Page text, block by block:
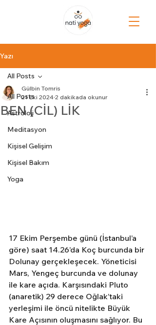
Yazı
All Posts
Astroloji
Meditasyon
Kişisel Gelişim
Kişisel Bakım
Yoga
All Posts
BEN (CİL) LİK
Gülbin Tomris
21 Eki 2024 2 dakikada okunur
17 Ekim Perşembe günü (İstanbul’a
göre) saat 14.26’da Koç burcunda bir
Dolunay gerçekleşecek. Yöneticisi
Mars, Yengeç burcunda ve dolunay
ile kare açıda. Karşısındaki Pluto
(anaretik) 29 derece Oğlak’taki
yerleşimi ile öncü nitelikte Büyük
Kare Açısının oluşmasını sağlıyor. Bu